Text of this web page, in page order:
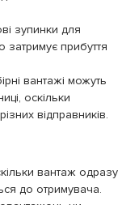
зупинки для
прибуття
вантажі можуть
оскільки
відправників.
вантаж одразу
до отримувача.